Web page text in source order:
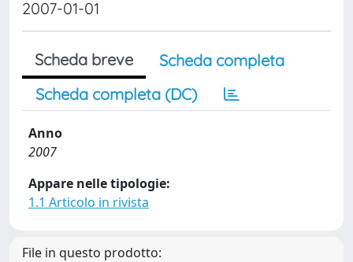
2007-01-01
Scheda breve
Scheda completa
Scheda completa (DC)
Anno
2007
Appare nelle tipologie:
1.1 Articolo in rivista
File in questo prodotto: